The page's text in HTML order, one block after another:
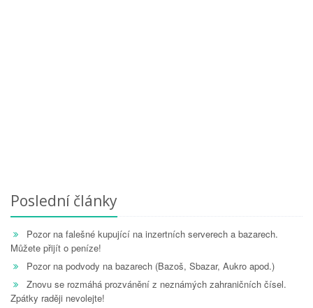
Poslední články
Pozor na falešné kupující na inzertních serverech a bazarech.
Můžete přijít o peníze!
Pozor na podvody na bazarech (Bazoš, Sbazar, Aukro apod.)
Znovu se rozmáhá prozvánění z neznámých zahraničních čísel.
Zpátky raději nevolejte!